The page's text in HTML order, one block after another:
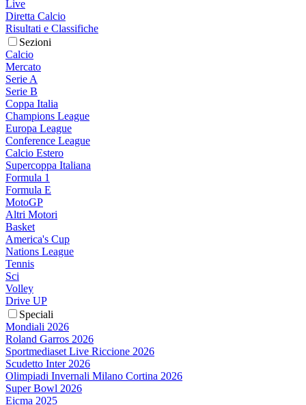
Live
Diretta Calcio
Risultati e Classifiche
Sezioni
Calcio
Mercato
Serie A
Serie B
Coppa Italia
Champions League
Europa League
Conference League
Calcio Estero
Supercoppa Italiana
Formula 1
Formula E
MotoGP
Altri Motori
Basket
America's Cup
Nations League
Tennis
Sci
Volley
Drive UP
Speciali
Mondiali 2026
Roland Garros 2026
Sportmediaset Live Riccione 2026
Scudetto Inter 2026
Olimpiadi Invernali Milano Cortina 2026
Super Bowl 2026
Eicma 2025